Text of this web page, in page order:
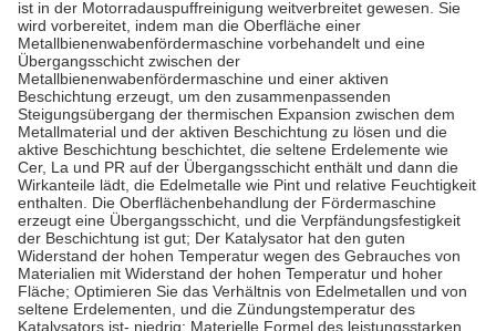
ist in der Motorradauspuffreinigung weitverbreitet gewesen. Sie
wird vorbereitet, indem man die Oberfläche einer
Metallbienenwabenfördermaschine vorbehandelt und eine
Übergangsschicht zwischen der
Metallbienenwabenfördermaschine und einer aktiven
Beschichtung erzeugt, um den zusammenpassenden
Steigungsübergang der thermischen Expansion zwischen dem
Metallmaterial und der aktiven Beschichtung zu lösen und die
aktive Beschichtung beschichtet, die seltene Erdelemente wie
Cer, La und PR auf der Übergangsschicht enthält und dann die
Wirkanteile lädt, die Edelmetalle wie Pint und relative Feuchtigkeit
enthalten. Die Oberflächenbehandlung der Fördermaschine
erzeugt eine Übergangsschicht, und die Verpfändungsfestigkeit
der Beschichtung ist gut; Der Katalysator hat den guten
Widerstand der hohen Temperatur wegen des Gebrauches von
Materialien mit Widerstand der hohen Temperatur und hoher
Fläche; Optimieren Sie das Verhältnis von Edelmetallen und von
seltene Erdelementen, und die Zündungstemperatur des
Katalysators ist- niedrig; Materielle Formel des leistungsstarken